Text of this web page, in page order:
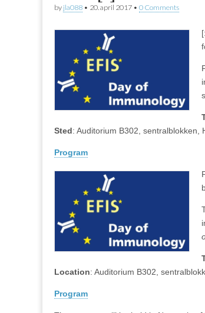
by jla088 • 20. april 2017 • 0 Comments
Sted: Auditorium B302, sentralblokken,
Program
Location: Auditorium B302,
Program